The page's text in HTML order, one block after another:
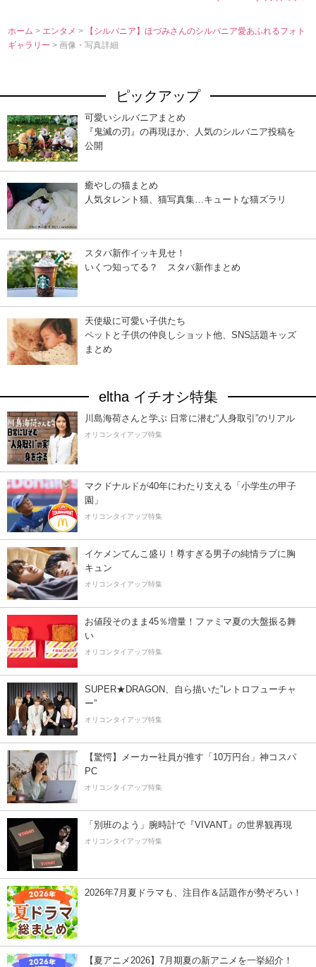
ホーム > エンタメ>
【シルバニア】ほづみさんのシルバニア愛あふれるフォト
ギャラリー> 画像・写真詳細
ピックアップ
可愛いシルバニアまとめ
『鬼滅の刃』の再現ほか、人気のシルバニア投稿を
公開
癒やしの猫まとめ
人気タレント猫、猫写真集…キュートな猫ズラリ
スタバ新作イッキ見せ！
いくつ知ってる？ スタバ新作まとめ
天使級に可愛い子供たち
ペットと子供の仲良しショット他、SNS話題キッズ
まとめ
eltha イチオシ特集
川島海荷さんと学ぶ 日常に潜む“人身取引”のリアル
オリコンタイアップ特集
マクドナルドが40年にわたり支える「小学生の甲子
園」
オリコンタイアップ特集
イケメンてんこ盛り！尊すぎる男子の純情ラブに胸
キュン
オリコンタイアップ特集
お値段そのまま45％増量！ファミマ夏の大盤振る舞
い
オリコンタイアップ特集
SUPER★DRAGON、自ら描いた”レトロフューチャ
ー”
オリコンタイアップ特集
【驚愕】メーカー社員が推す「10万円台」神コスパ
PC
オリコンタイアップ特集
「別班のよう」腕時計で『VIVANT』の世界観再現
オリコンタイアップ特集
2026年7月夏ドラマも、注目作＆話題作が勢ぞろい！
【夏アニメ2026】7月期夏の新アニメを一挙紹介！